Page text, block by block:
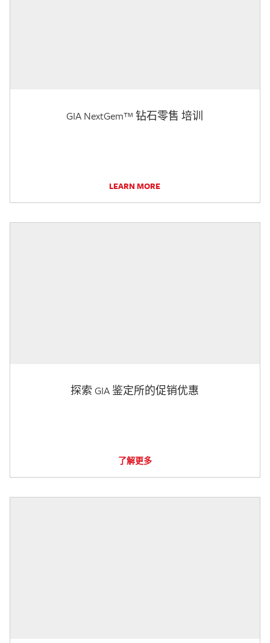
GIA NextGem™ 钻石零售 培训
LEARN MORE
探索 GIA 鉴定所的促销优惠
了解更多